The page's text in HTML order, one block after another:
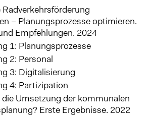
– Planungsprozesse optimieren.
Empfehlungen. 2024
1: Planungsprozesse
2: Personal
3: Digitalisierung
4: Partizipation
Umsetzung der kommunalen
Erste Ergebnisse. 2022